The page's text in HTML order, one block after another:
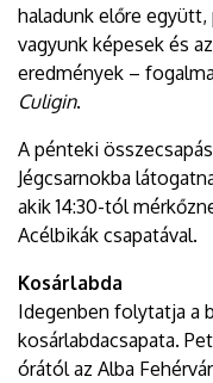
haladunk előre
vagyunk képesek és
eredmények –
Culigin.
A pénteki
Jégcsarnokba
akik 14:30-tól
Acélbikák csapatával.
Kosárlabda
Idegenben folytatja a
kosárlabdacsapata.
órától az Alba